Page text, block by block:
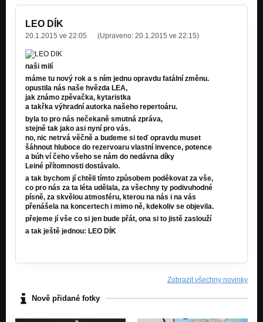
LEO DÍK
20.1.2015 ve 22:05 (Upraveno: 20.1.2015 ve 22:15)
naši milí
máme tu nový rok a s ním jednu opravdu fatální změnu.
opustila nás naše hvězda LEA,
jak známo zpěvačka, kytaristka
a takřka výhradní autorka našeho repertoáru.
byla to pro nás nečekaně smutná zpráva,
stejně tak jako asi nyní pro vás.
no, nic netrvá věčně a budeme si teď opravdu muset
šáhnout hluboce do rezervoaru vlastní invence, potence
a búh ví čeho všeho se nám do nedávna díky
Leiné přítomnosti dostávalo.
a tak bychom jí chtěli tímto způsobem poděkovat za vše,
co pro nás za ta léta udělala, za všechny ty podivuhodné
písně, za skvělou atmosféru, kterou na nás i na vás
přenášela na koncertech i mimo ně, kdekoliv se objevila.
přejeme jí vše co si jen bude přát, ona si to jistě zaslouží
a tak ještě jednou: LEO DÍK
Zobrazit všechny novinky
Nově přidané fotky